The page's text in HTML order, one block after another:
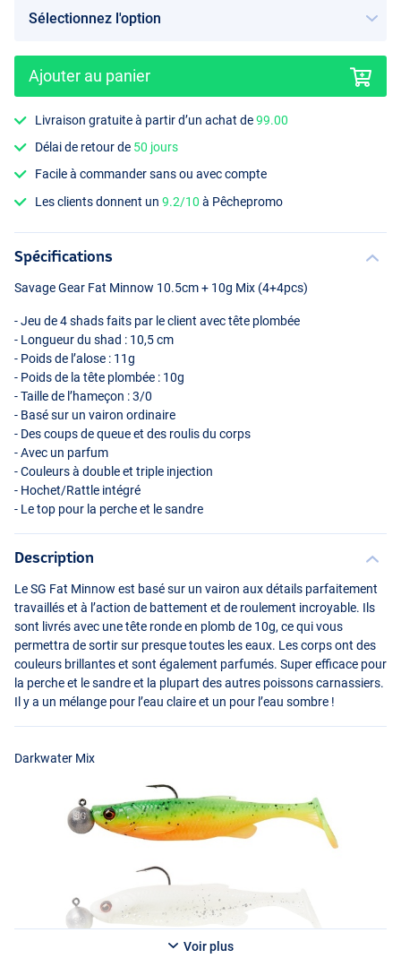
Ajouter au panier
Livraison gratuite à partir d’un achat de99.00
Délai de retour de 50 jours
Facile à commander sans ou avec compte
Les clients donnent un9.2/10 à Pêchepromo
Spécifications
Savage Gear Fat Minnow 10.5cm + 10g Mix (4+4pcs)
- Jeu de 4 shads faits par le client avec tête plombée
- Longueur du shad : 10,5 cm
- Poids de l’alose : 11g
- Poids de la tête plombée : 10g
- Taille de l’hameçon : 3/0
- Basé sur un vairon ordinaire
- Des coups de queue et des roulis du corps
- Avec un parfum
- Couleurs à double et triple injection
- Hochet/Rattle intégré
- Le top pour la perche et le sandre
Description
Le SG Fat Minnow est basé sur un vairon aux détails parfaitement
travaillés et à l’action de battement et de roulement incroyable. Ils
sont livrés avec une tête ronde en plomb de 10g, ce qui vous
permettra de sortir sur presque toutes les eaux. Les corps ont des
couleurs brillantes et sont également parfumés. Super efficace pour
la perche et le sandre et la plupart des autres poissons carnassiers.
Il y a un mélange pour l’eau claire et un pour l’eau sombre !
Darkwater Mix
Voir plus